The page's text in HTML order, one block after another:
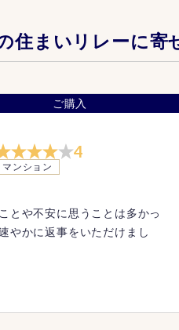
住まいリレーに寄
ご購入
4
マンション
とや不安に思うことは多かっ
やかに返事をいただけまし